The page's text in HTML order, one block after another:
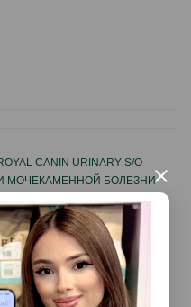
×
флоры в тонком
кормления после
CANIN URINARY S/O
МОЧЕКАМЕННОЙ БОЛЕЗНИ